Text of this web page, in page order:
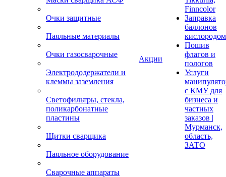
Очки защитные
Паяльные материалы
Очки газосварочные
Электрододержатели и
клеммы заземления
Светофильтры, стекла,
поликарбонатные
пластины
Щитки сварщика
Паяльное оборудование
Сварочные аппараты
Акции
Finncolor
Заправка
баллонов
кислородом
Пошив
флагов и
пологов
Услуги
с КМУ для
бизнеса и
частных
заказов |
Мурманск,
область,
ЗАТО